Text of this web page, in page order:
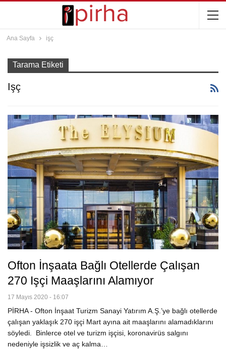
Ana Sayfa işç
Tarama Etiketi
Işç
Ofton İnşaata Bağlı Otellerde Çalışan
270 Işçi Maaşlarını Alamıyor
17 Mayıs 2020 - 16:07
PİRHA - Ofton İnşaat Turizm Sanayi Yatırım A.Ş.’ye bağlı otellerde
çalışan yaklaşık 270 işçi Mart ayına ait maaşlarını alamadıklarını
söyledi. Binlerce otel ve turizm işçisi, koronavirüs salgını
nedeniyle işsizlik ve aç kalma…